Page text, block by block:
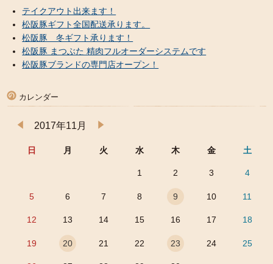
テイクアウト出来ます！
松阪豚ギフト全国配送承ります。
松阪豚 冬ギフト承ります！
松阪豚 まつぶた 精肉フルオーダーシステムです
松阪豚ブランドの専門店オープン！
カレンダー
2017年11月
日 月 火 水 木 金 土
1 2 3 4
5 6 7 8 9 10 11
12 13 14 15 16 17 18
19 20 21 22 23 24 25